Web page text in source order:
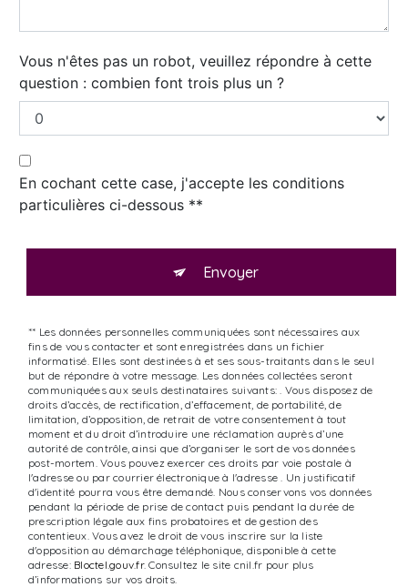
Vous n'êtes pas un robot, veuillez répondre à cette
question : combien font trois plus un ?
En cochant cette case, j'accepte les conditions
particulières ci-dessous **
Envoyer
** Les données personnelles communiquées sont nécessaires aux
fins de vous contacter et sont enregistrées dans un fichier
informatisé. Elles sont destinées à et ses sous-traitants dans le seul
but de répondre à votre message. Les données collectées seront
communiquées aux seuls destinataires suivants: . Vous disposez de
droits d’accès, de rectification, d’effacement, de portabilité, de
limitation, d’opposition, de retrait de votre consentement à tout
moment et du droit d’introduire une réclamation auprès d’une
autorité de contrôle, ainsi que d’organiser le sort de vos données
post-mortem. Vous pouvez exercer ces droits par voie postale à
l'adresse ou par courrier électronique à l'adresse . Un justificatif
d'identité pourra vous être demandé. Nous conservons vos données
pendant la période de prise de contact puis pendant la durée de
prescription légale aux fins probatoires et de gestion des
contentieux. Vous avez le droit de vous inscrire sur la liste
d'opposition au démarchage téléphonique, disponible à cette
adresse: Bloctel.gouv.fr. Consultez le site cnil.fr pour plus
d’informations sur vos droits.